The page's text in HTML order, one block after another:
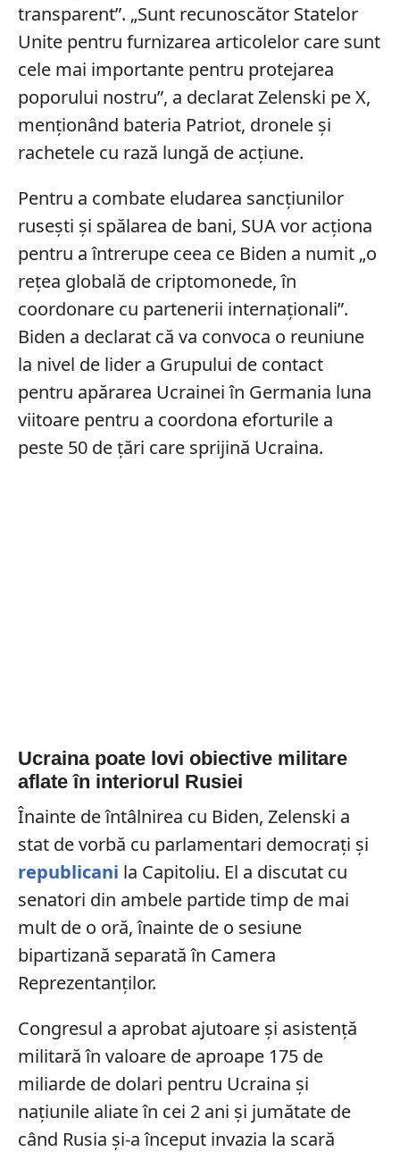
transparent”. „Sunt recunoscător Statelor
Unite pentru furnizarea articolelor care sunt
cele mai importante pentru protejarea
poporului nostru”, a declarat Zelenski pe X,
menționând bateria Patriot, dronele și
rachetele cu rază lungă de acțiune.
Pentru a combate eludarea sancțiunilor
rusești și spălarea de bani, SUA vor acționa
pentru a întrerupe ceea ce Biden a numit „o
rețea globală de criptomonede, în
coordonare cu partenerii internaționali”.
Biden a declarat că va convoca o reuniune
la nivel de lider a Grupului de contact
pentru apărarea Ucrainei în Germania luna
viitoare pentru a coordona eforturile a
peste 50 de țări care sprijină Ucraina.
Ucraina poate lovi obiective militare
aflate în interiorul Rusiei
Înainte de întâlnirea cu Biden, Zelenski a
stat de vorbă cu parlamentari democrați și
republicani la Capitoliu. El a discutat cu
senatori din ambele partide timp de mai
mult de o oră, înainte de o sesiune
bipartizană separată în Camera
Reprezentanților.
Congresul a aprobat ajutoare și asistență
militară în valoare de aproape 175 de
miliarde de dolari pentru Ucraina și
națiunile aliate în cei 2 ani și jumătate de
când Rusia și-a început invazia la scară